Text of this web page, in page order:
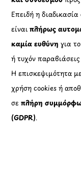
Επειδή η
είναιπλήρως
καμία ευθύνη για
ή τυχόν
Η επισκεψιμότητα
χρήση cookies ή
σεπλήρη
(GDPR).